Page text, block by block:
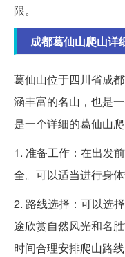
限。
成都葛仙山爬山详
葛仙山位于四川省成
涵丰富的名山，也是
是一个详细的葛仙山
1. 准备工作：在出发
全。可以适当进行身
2. 路线选择：可以选
途欣赏自然风光和名
时间合理安排爬山路线